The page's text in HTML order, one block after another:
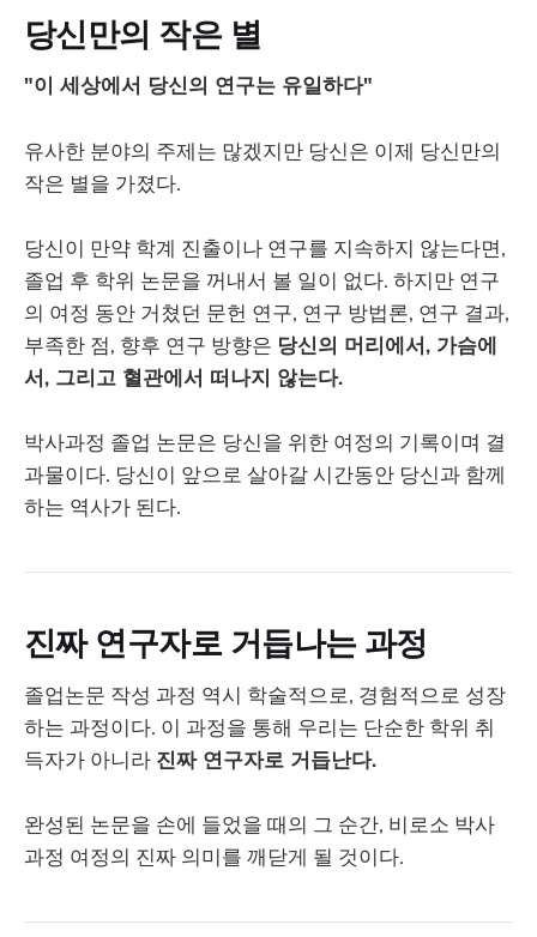
당신만의 작은 별
"이 세상에서 당신의 연구는 유일하다"
유사한 분야의 주제는 많겠지만 당신은 이제 당신만의
작은 별을 가졌다.
당신이 만약 학계 진출이나 연구를 지속하지 않는다면,
졸업 후 학위 논문을 꺼내서 볼 일이 없다. 하지만 연구
의 여정 동안 거쳤던 문헌 연구, 연구 방법론, 연구 결과,
부족한 점, 향후 연구 방향은 당신의 머리에서, 가슴에
서, 그리고 혈관에서 떠나지 않는다.
박사과정 졸업 논문은 당신을 위한 여정의 기록이며 결
과물이다. 당신이 앞으로 살아갈 시간동안 당신과 함께
하는 역사가 된다.
진짜 연구자로 거듭나는 과정
졸업논문 작성 과정 역시 학술적으로, 경험적으로 성장
하는 과정이다. 이 과정을 통해 우리는 단순한 학위 취
득자가 아니라 진짜 연구자로 거듭난다.
완성된 논문을 손에 들었을 때의 그 순간, 비로소 박사
과정 여정의 진짜 의미를 깨닫게 될 것이다.